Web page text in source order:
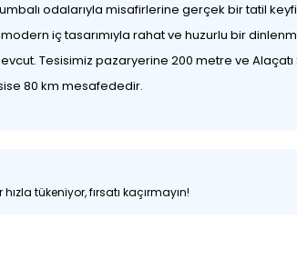
odalarıyla misafirlerine gerçek bir tatil
iç tasarımıyla rahat ve huzurlu bir
Tesisimiz pazaryerine 200 metre ve Alaçatı
80 km mesafededir.
tükeniyor, fırsatı kaçırmayın!